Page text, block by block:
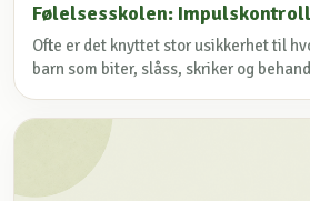
Følelsesskolen: Impulskontroll
Ofte er det knyttet stor usikkerhet til
barn som biter, slåss, skriker og